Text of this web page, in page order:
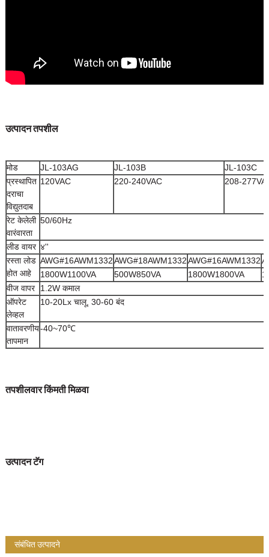
उत्पादन तपशील
मोड JL-103AG JL-103B
JL-103C
प्रस्थापित
दराचा
विद्युतदाब
120VAC 220-240VAC 208-
रेट केलेली
वारंवारता
50/60Hz
लीड वायर ४''
रस्ता लोड
होत आहे
AWG#16AWM1332AWG#18AWM1332AWG#16AWM1332
1800W1100VA
500W850VA 1800W1800VA
वीज वापर
1.2W कमाल
ऑपरेट
लेव्हल
10-20Lx चालू, 30-60 बंद
वातावरणीय
तापमान
-40~70℃
तपशीलवार किंमती मिळवा
उत्पादन टॅग
संबंधित उत्पादने